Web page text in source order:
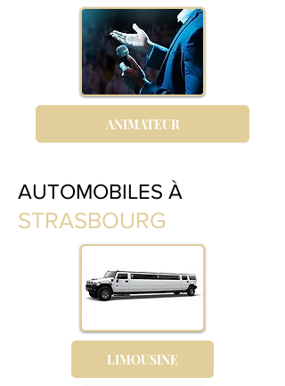
ANIMATEUR
AUTOMOBILES À
STRASBOURG
LIMOUSINE